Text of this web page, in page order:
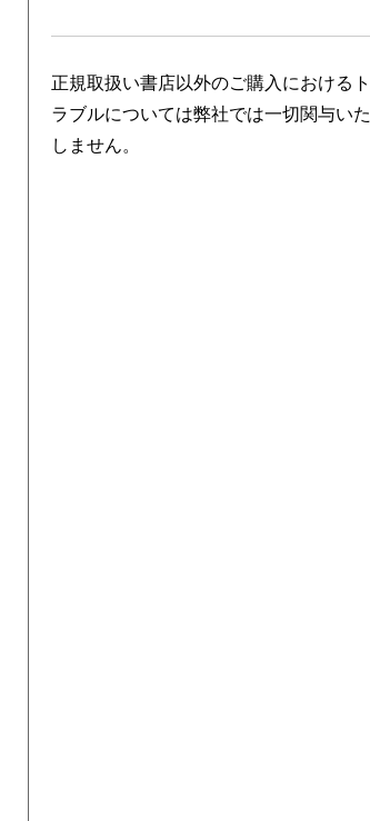
正規取扱い書店以外のご購入におけるト
ラブルについては弊社では一切関与いた
しません。